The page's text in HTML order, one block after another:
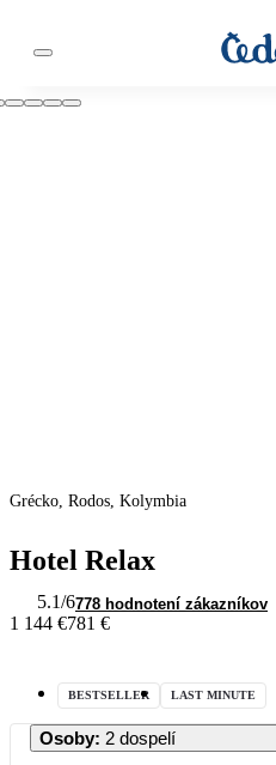
Grécko, Rodos, Kolymbia
Hotel Relax
5.1/6778 hodnotení zákazníkov
1 144 €781 €
BESTSELLER LAST MINUTE
Osoby: 2 dospelí